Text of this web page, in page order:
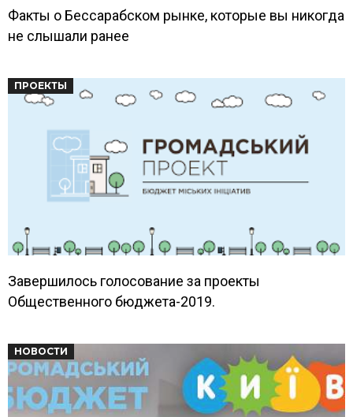
Факты о Бессарабском рынке, которые вы никогда
не слышали ранее
ПРОЕКТЫ
Завершилось голосование за проекты
Общественного бюджета-2019.
НОВОСТИ